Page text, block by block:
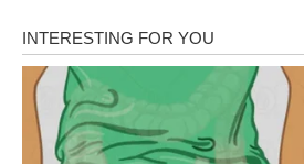
ne ostavlja mnogo prostora za iluzije.